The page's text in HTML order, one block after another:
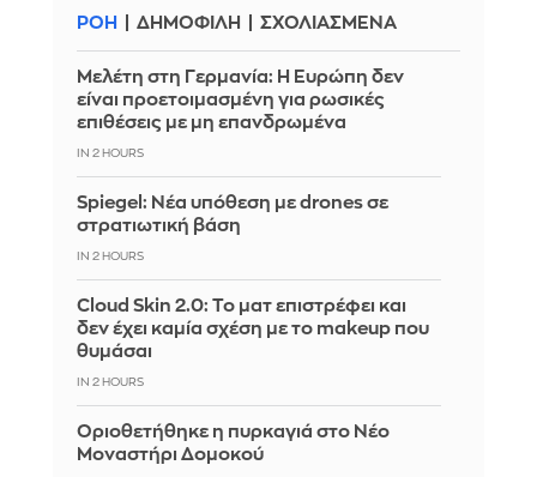
ΡΟΗ ΔΗΜΟΦΙΛΗ ΣΧΟΛΙΑΣΜΕΝΑ
Μελέτη στη Γερμανία: Η Ευρώπη δεν
είναι προετοιμασμένη για ρωσικές
επιθέσεις με μη επανδρωμένα
IN 2 HOURS
Spiegel: Νέα υπόθεση με drones σε
στρατιωτική βάση
IN 2 HOURS
Cloud Skin 2.0: Το ματ επιστρέφει και
δεν έχει καμία σχέση με το makeup που
θυμάσαι
IN 2 HOURS
Οριοθετήθηκε η πυρκαγιά στο Νέο
Μοναστήρι Δομοκού